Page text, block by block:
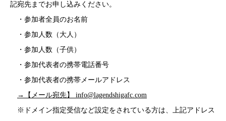
記宛先までお申し込みください。
・参加者全員のお名前
・参加人数（大人）
・参加人数（子供）
・参加代表者の携帯電話番号
・参加代表者の携帯メールアドレス
→【メール宛先】 info@lagendshigafc.com
※ドメイン指定受信など設定をされている方は、上記アドレス